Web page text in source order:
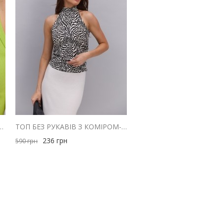
ЗЕЛЕНОГО КОЛЬОРУ ТОП БЕЗ РУКАВІВ З КОМІРОМ-СТІЙКОЮ МОЛОЧНИЙ З АНІМАЛІСТИЧНИМ ПРИНТОМ
590грн 236 грн